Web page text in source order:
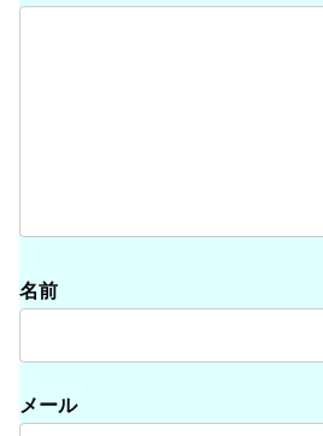
名前
メール